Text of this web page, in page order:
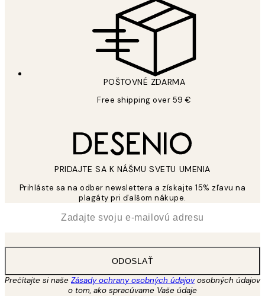
POŠTOVNÉ ZDARMA
Free shipping over 59 €
PRIDAJTE SA K NÁŠMU SVETU UMENIA
Prihláste sa na odber newslettera a získajte 15% zľavu na
plagáty pri ďalšom nákupe.
ODOSLAŤ
Prečítajte si naše Zásady ochrany osobných údajovosobných údajov
o tom, ako spracúvame Vaše údaje